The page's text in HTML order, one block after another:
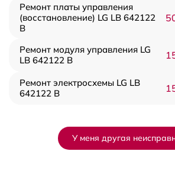
Ремонт платы управления
(восстановление) LG LB 642122
B
Ремонт модуля управления LG
LB 642122 B
Ремонт электросхемы LG LB
642122 B
У меня другая